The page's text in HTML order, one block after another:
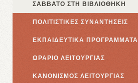
ΣΑΒΒΑΤΟ ΣΤΗ ΒΙΒΛΙΟΘΗΚΗ
ΠΟΛΙΤΙΣΤΙΚΕΣ ΣΥΝΑΝΤΗΣΕΙΣ
ΕΚΠΑΙΔΕΥΤΙΚΑ ΠΡΟΓΡΑΜΜΑΤΑ
ΩΡΑΡΙΟ ΛΕΙΤΟΥΡΓΙΑΣ
ΚΑΝΟΝΙΣΜΟΣ ΛΕΙΤΟΥΡΓΙΑΣ